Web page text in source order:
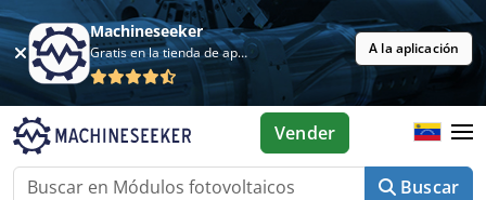
Machineseeker
Gratis en la tienda de aplicaciones A la aplicación
Buscar
Vender